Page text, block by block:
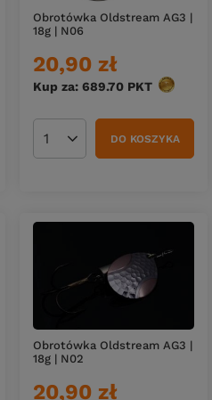
Obrotówka Oldstream AG3 |
18g | N06
20,90 zł
Kup za: 689.70 PKT punktów
Ilość produktówDO KOSZYKA
Obrotówka Oldstream AG3 |
18g | N02
20,90 zł